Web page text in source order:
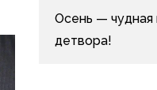
Осень —
детвора!